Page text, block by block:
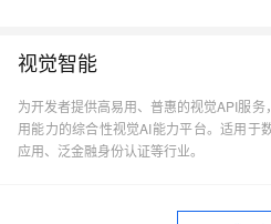
视觉智能
为开发者提供高易用、普惠的视觉API服
用能力的综合性视觉AI能力平台。适用于
应用、泛金融身份认证等行业。